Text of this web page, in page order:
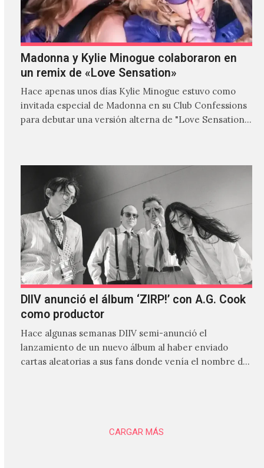
Madonna y Kylie Minogue colaboraron en
un remix de «Love Sensation»
Hace apenas unos días Kylie Minogue estuvo como
invitada especial de Madonna en su Club Confessions
para debutar una versión alterna de "Love Sensation",
DIIV anunció el álbum ‘ZIRP!’ con A.G. Cook
como productor
Hace algunas semanas DIIV semi-anunció el
lanzamiento de un nuevo álbum al haber enviado
cartas aleatorias a sus fans donde venía el nombre de
CARGAR MÁS